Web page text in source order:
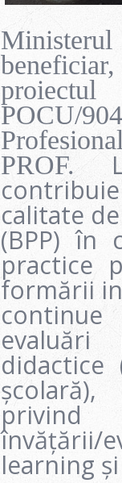
beneficiar,
POCU/
PROF.
calitate
(BPP) în
practice
formării
evaluări
școlară),
învățării/
learning